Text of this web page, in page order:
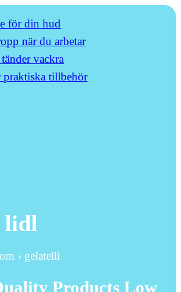
för din hud
när du arbetar
vackra
praktiska tillbehör
lidl
› gelatelli
Products Low